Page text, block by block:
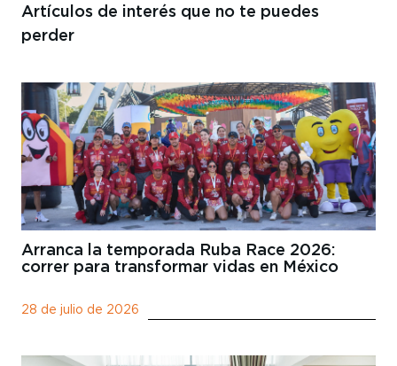
Artículos de interés que no te puedes
perder
Arranca la temporada Ruba Race 2026:
correr para transformar vidas en México
28 de julio de 2026